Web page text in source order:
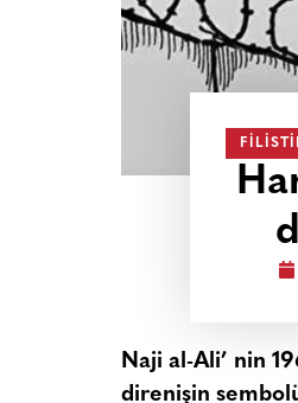
Naji al-Ali’ nin
direnişin